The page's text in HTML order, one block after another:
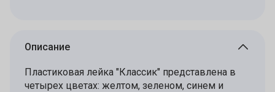
Описание
Пластиковая лейка "Классик" представлена в
четырех цветах: желтом, зеленом, синем и